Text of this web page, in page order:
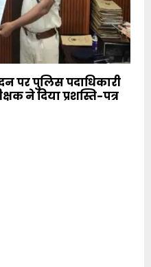
पर पुलिस पदाधिकारी
ने दिया प्रशस्ति-पत्र